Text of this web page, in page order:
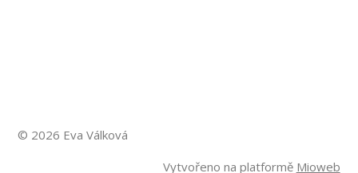
© 2026 Eva Válková
Vytvořeno na platformě Mioweb